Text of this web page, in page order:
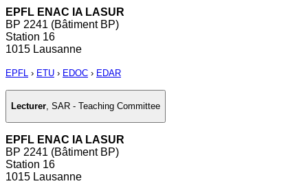
EPFL ENAC IA LASUR
BP 2241 (Bâtiment BP)
Station 16
1015 Lausanne
EPFL › ETU › EDOC › EDAR
Lecturer, SAR - Teaching Committee
EPFL ENAC IA LASUR
BP 2241 (Bâtiment BP)
Station 16
1015 Lausanne